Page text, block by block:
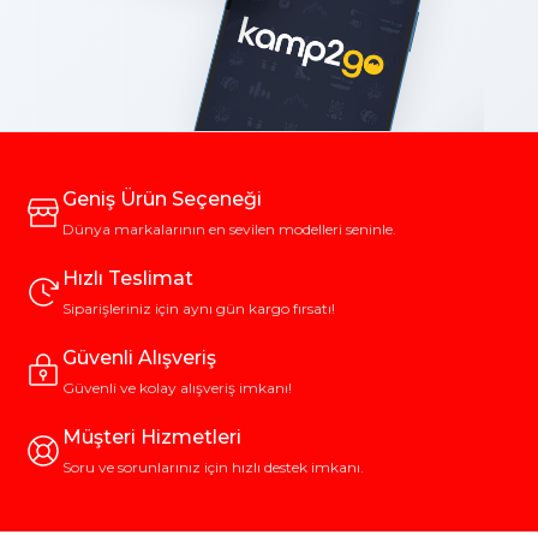
Geniş Ürün Seçeneği
Dünya markalarının en sevilen modelleri seninle.
Hızlı Teslimat
Siparişleriniz için aynı gün kargo fırsatı!
Güvenli Alışveriş
Güvenli ve kolay alışveriş imkanı!
Müşteri Hizmetleri
Soru ve sorunlarınız için hızlı destek imkanı.